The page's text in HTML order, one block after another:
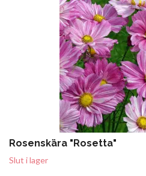
Rosenskära "Rosetta"
Slut i lager